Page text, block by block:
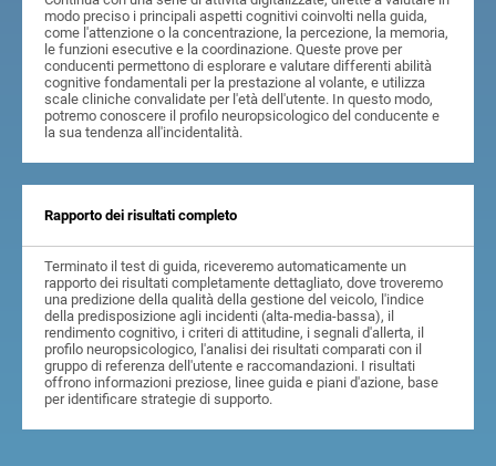
modo preciso i principali aspetti cognitivi coinvolti nella guida,
come l'attenzione o la concentrazione, la percezione, la memoria,
le funzioni esecutive e la coordinazione. Queste prove per
conducenti permettono di esplorare e valutare differenti abilità
cognitive fondamentali per la prestazione al volante, e utilizza
scale cliniche convalidate per l'età dell'utente. In questo modo,
potremo conoscere il profilo neuropsicologico del conducente e
la sua tendenza all'incidentalità.
Rapporto dei risultati completo
Terminato il test di guida, riceveremo automaticamente un
rapporto dei risultati completamente dettagliato, dove troveremo
una predizione della qualità della gestione del veicolo, l'indice
della predisposizione agli incidenti (alta-media-bassa), il
rendimento cognitivo, i criteri di attitudine, i segnali d'allerta, il
profilo neuropsicologico, l'analisi dei risultati comparati con il
gruppo di referenza dell'utente e raccomandazioni. I risultati
offrono informazioni preziose, linee guida e piani d'azione, base
per identificare strategie di supporto.